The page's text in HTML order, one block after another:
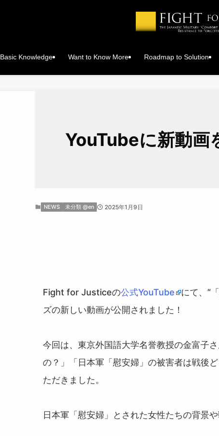
Basic Knowledge Want to Know More Roadmap to Solution
YouTubeに新動画
NEWS 未分類 @en 2025年1月9日
Fight for Justiceの公式YouTube
にて、“
ズの新しい動画が公開されました！
今回は、東京外国語大学名誉教授の金富子
の？」「日本軍「慰安婦」の被害者は戦後
ただきました。
日本軍「慰安婦」とされた女性たちの背景